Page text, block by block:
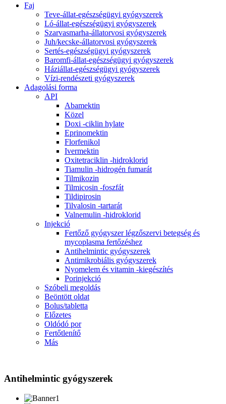
Faj
Teve-állat-egészségügyi gyógyszerek
Ló-állat-egészségügyi gyógyszerek
Szarvasmarha-állatorvosi gyógyszerek
Juh/kecske-állatorvosi gyógyszerek
Sertés-egészségügyi gyógyszerek
Baromfi-állat-egészségügyi gyógyszerek
Háziállat-egészségügyi gyógyszerek
Vízi-rendészeti gyógyszerek
Adagolási forma
API
Abamektin
Közel
Doxi -ciklin hylate
Eprinomektin
Florfenikol
Ivermektin
Oxitetraciklin -hidroklorid
Tiamulin -hidrogén fumarát
Tilmikozin
Tilmicosin -foszfát
Tildipirosin
Tilvalosin -tartarát
Valnemulin -hidroklorid
Injekció
Fertőző gyógyszer légzőszervi betegség és
mycoplasma fertőzéshez
Antihelmintic gyógyszerek
Antimikrobiális gyógyszerek
Nyomelem és vitamin -kiegészítés
Porinjekció
Szóbeli megoldás
Beöntött oldat
Bolus/tabletta
Előzetes
Oldódó por
Fertőtlenítő
Más
Antihelmintic gyógyszerek